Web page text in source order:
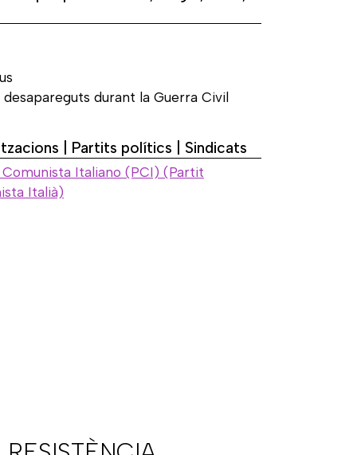
durant la Guerra Civil
| Partits polítics | Sindicats
Italiano (PCI) (Partit
Italià)